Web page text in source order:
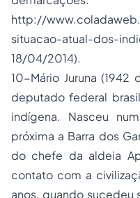
http://
situacao-atual-dos-
18/04/2014).
10-Mário Juruna
deputado federal
indígena. Nasceu
próxima a Barra dos
do chefe da aldeia
contato com a
anos, quando sucedeu